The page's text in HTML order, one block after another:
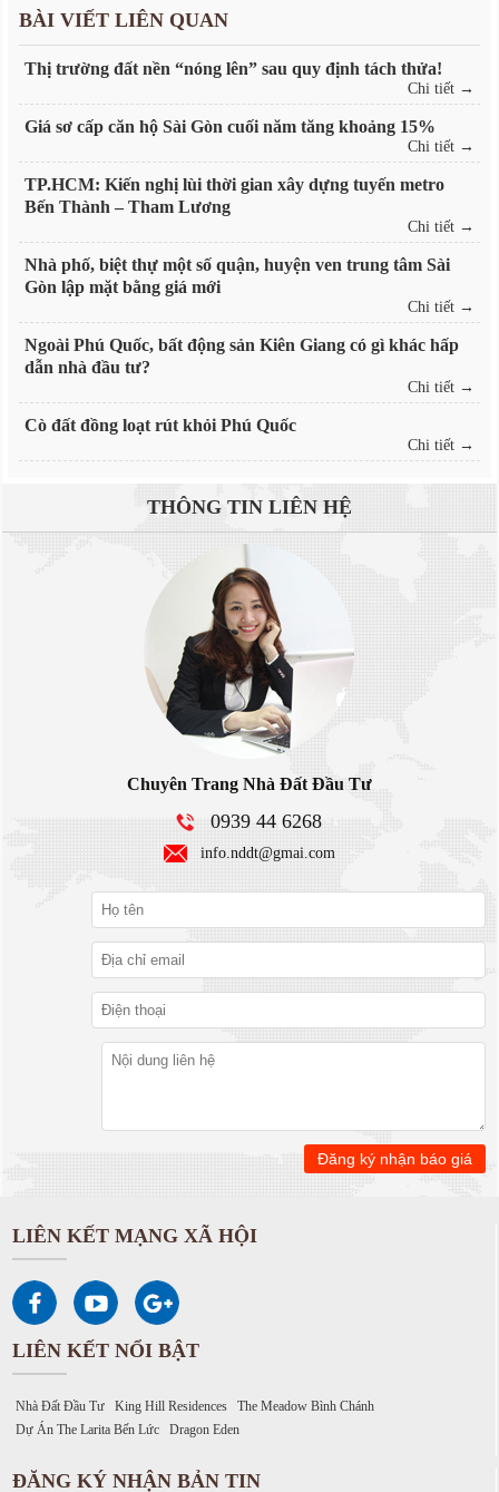
BÀI VIẾT LIÊN QUAN
Thị trường đất nền “nóng lên” sau quy định tách thửa!
Chi tiết →
Giá sơ cấp căn hộ Sài Gòn cuối năm tăng khoảng 15%
Chi tiết →
TP.HCM: Kiến nghị lùi thời gian xây dựng tuyến metro
Bến Thành – Tham Lương
Chi tiết →
Nhà phố, biệt thự một số quận, huyện ven trung tâm Sài
Gòn lập mặt bằng giá mới
Chi tiết →
Ngoài Phú Quốc, bất động sản Kiên Giang có gì khác hấp
dẫn nhà đầu tư?
Chi tiết →
Cò đất đồng loạt rút khỏi Phú Quốc
Chi tiết →
THÔNG TIN LIÊN HỆ
Chuyên Trang Nhà Đất Đầu Tư
0939 44 6268
info.nddt@gmai.com
LIÊN KẾT MẠNG XÃ HỘI
LIÊN KẾT NỔI BẬT
Nhà Đất Đầu Tư King Hill Residences
The Meadow Bình Chánh
Dự Án The Larita Bến Lức
Dragon Eden
ĐĂNG KÝ NHẬN BẢN TIN